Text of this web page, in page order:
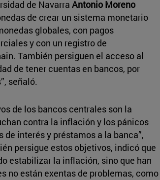
de Navarra Antonio Moreno
de crear un sistema monetario
globales, con pagos
y con un registro de
También persiguen el acceso al
de tener cuentas en bancos, por
señaló.
de los bancos centrales son la
contra la inflación y los pánicos
interés y préstamos a la banca”,
persigue estos objetivos, indicó que
estabilizar la inflación, sino que han
no están exentas de problemas, como